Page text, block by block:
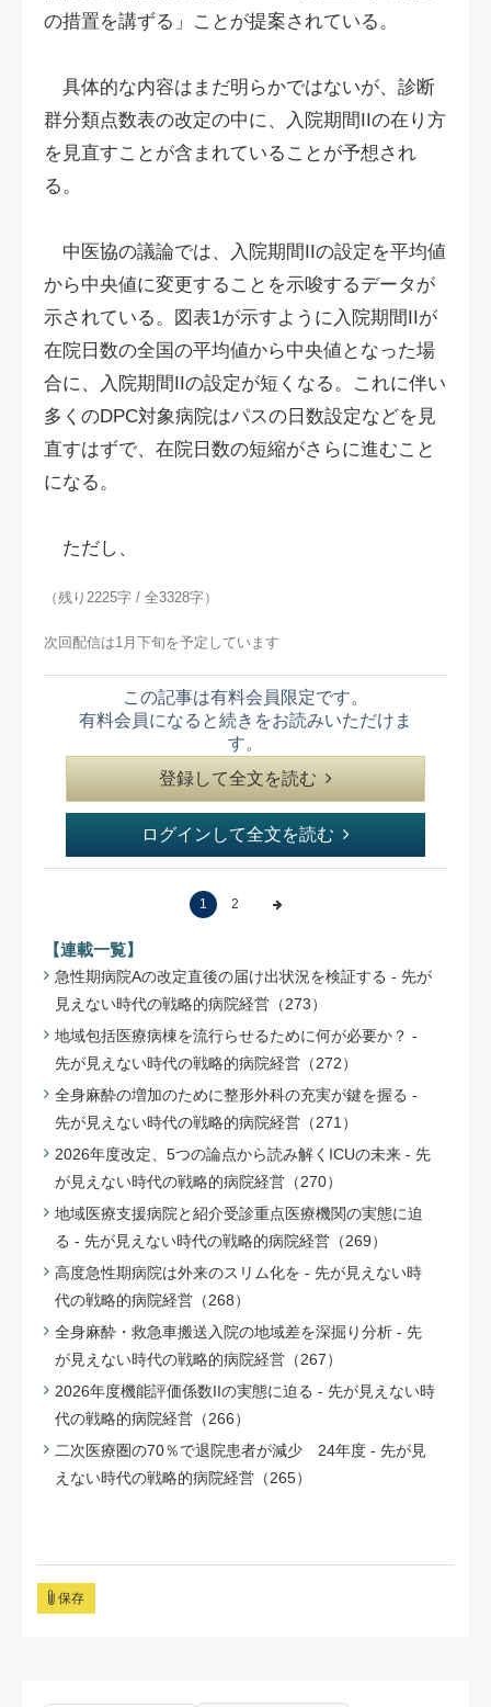
の措置を講ずる」ことが提案されている。
具体的な内容はまだ明らかではないが、診断
群分類点数表の改定の中に、入院期間IIの在り方
を見直すことが含まれていることが予想され
る。
中医協の議論では、入院期間IIの設定を平均値
から中央値に変更することを示唆するデータが
示されている。図表1が示すように入院期間IIが
在院日数の全国の平均値から中央値となった場
合に、入院期間IIの設定が短くなる。これに伴い
多くのDPC対象病院はパスの日数設定などを見
直すはずで、在院日数の短縮がさらに進むこと
になる。
ただし、
（残り2225字 / 全3328字）
次回配信は1月下旬を予定しています
この記事は有料会員限定です。
有料会員になると続きをお読みいただけま
す。
登録して全文を読む
ログインして全文を読む
1 2
【連載一覧】
急性期病院Aの改定直後の届け出状況を検証する - 先が
見えない時代の戦略的病院経営（273）
地域包括医療病棟を流行らせるために何が必要か？ -
先が見えない時代の戦略的病院経営（272）
全身麻酔の増加のために整形外科の充実が鍵を握る -
先が見えない時代の戦略的病院経営（271）
2026年度改定、5つの論点から読み解くICUの未来 - 先
が見えない時代の戦略的病院経営（270）
地域医療支援病院と紹介受診重点医療機関の実態に迫
る - 先が見えない時代の戦略的病院経営（269）
高度急性期病院は外来のスリム化を - 先が見えない時
代の戦略的病院経営（268）
全身麻酔・救急車搬送入院の地域差を深掘り分析 - 先
が見えない時代の戦略的病院経営（267）
2026年度機能評価係数IIの実態に迫る - 先が見えない時
代の戦略的病院経営（266）
二次医療圏の70％で退院患者が減少 24年度 - 先が見
えない時代の戦略的病院経営（265）
保存